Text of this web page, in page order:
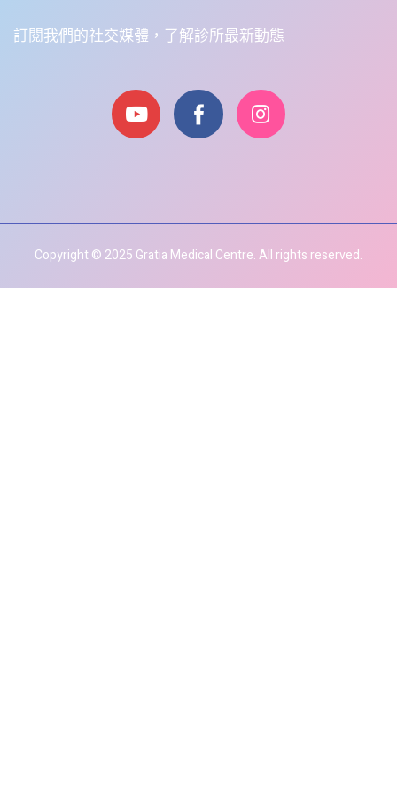
訂閱我們的社交媒體，了解診所最新動態
Copyright © 2025 Gratia Medical Centre. All rights reserved.